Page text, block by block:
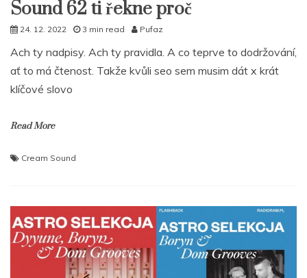
Sound 62 ti řekne proč
24. 12. 2022 3 min read Pufaz
Ach ty nadpisy. Ach ty pravidla. A co teprve to dodržování,
ať to má čtenost. Takže kvůli seo sem musim dát x krát
klíčové slovo
Read More
Cream Sound